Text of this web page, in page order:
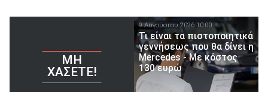
ΜΗ
ΧΆΣΕΤΕ!
9 Αυγούστου 2026 10:00
Τι είναι τα πιστοποιητικά
γεννήσεως που θα δίνει η
Mercedes - Με κόστος
130 ευρώ